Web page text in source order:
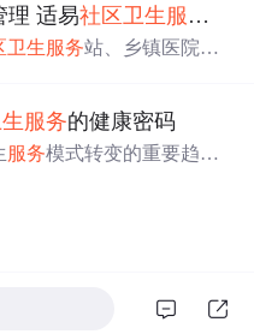
理 适易社区卫生 服务
卫生服务站、乡镇医院、
服务的健康密码
服务模式转变的重要趋